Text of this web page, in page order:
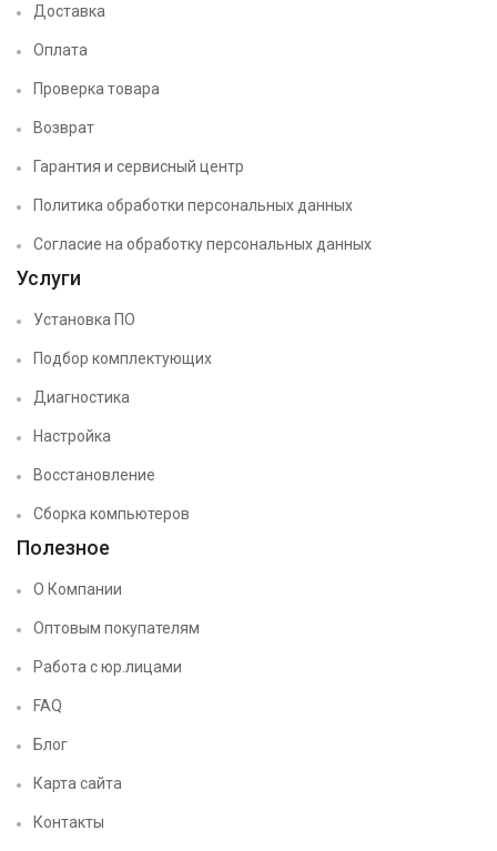
Доставка
Оплата
Проверка товара
Возврат
Гарантия и сервисный центр
Политика обработки персональных данных
Согласие на обработку персональных данных
Услуги
Установка ПО
Подбор комплектующих
Диагностика
Настройка
Восстановление
Сборка компьютеров
Полезное
О Компании
Оптовым покупателям
Работа с юр.лицами
FAQ
Блог
Карта сайта
Контакты